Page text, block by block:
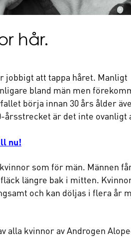
hår.
jobbigt att tappa håret. Manligt
bland män men
börja innan 30 års ålder
årsstrecket är det inte ovanligt
nu!
som för män. Männen
längre bak i mitten.
och kan döljas i flera år
alla kvinnor av Androgen